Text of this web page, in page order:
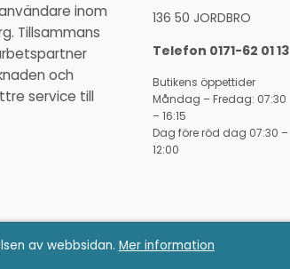
av webbsidan. Mer information
inom
Tillsammans
och
service till
136 50 JORDBRO
Telefon 0171-62 01 13
Butikens öppettider
Måndag – Fredag: 07:30
– 16:15
Dag före röd dag 07:30 –
12:00
© BS Kemi AB | E-post:info@hessa.se